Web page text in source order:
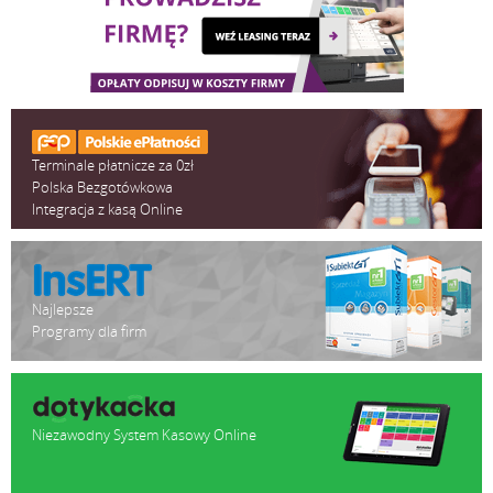
Terminale płatnicze za 0zł
Polska Bezgotówkowa
Integracja z kasą Online
Najlepsze
Programy dla firm
Niezawodny System Kasowy Online